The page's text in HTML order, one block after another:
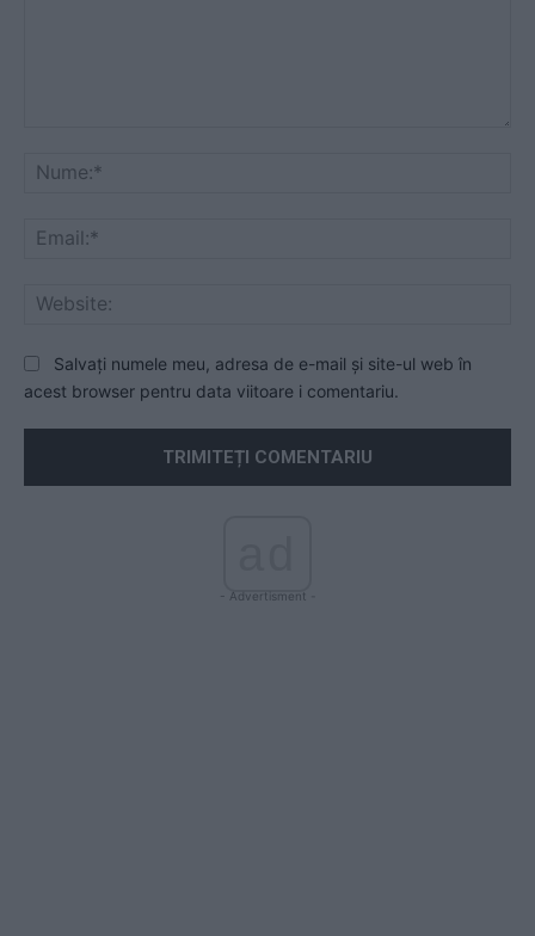
Salvați numele meu, adresa de e-mail și site-ul web în
acest browser pentru data viitoare i comentariu.
- Advertisment -